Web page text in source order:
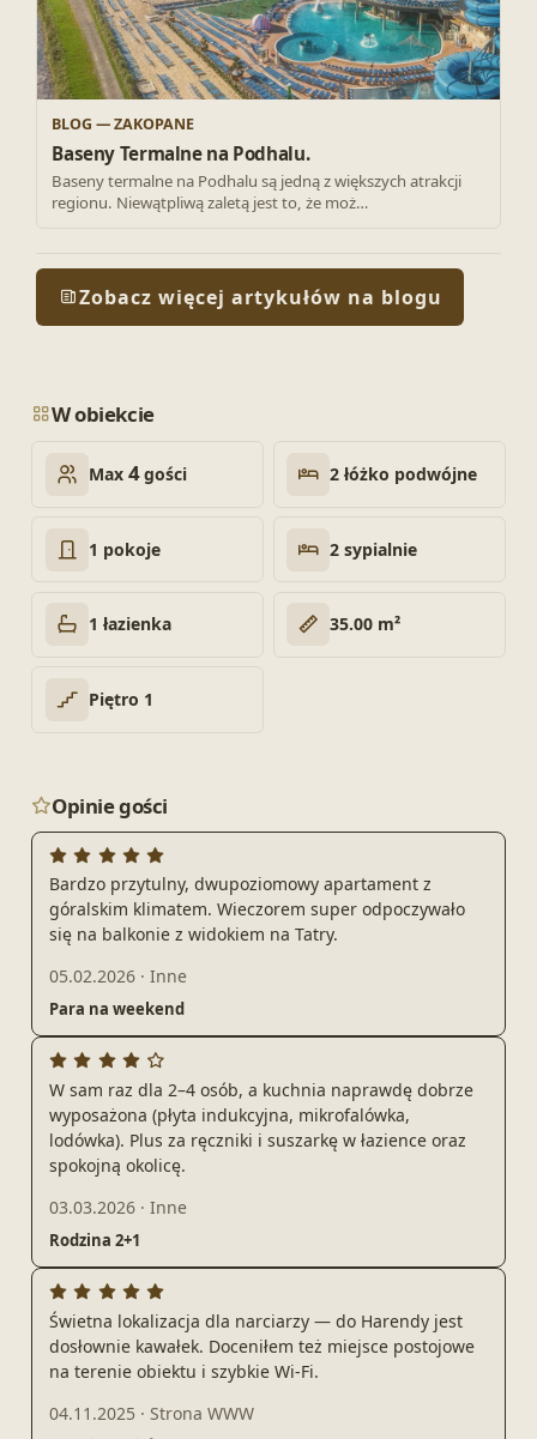
BLOG — ZAKOPANE
Baseny Termalne na Podhalu.
Baseny termalne na Podhalu są jedną z większych atrakcji
regionu. Niewątpliwą zaletą jest to, że moż…
Zobacz więcej artykułów na blogu
W obiekcie
Max 4gości 2 łóżko podwójne
1 pokoje 2 sypialnie
1 łazienka 35.00 m²
Piętro 1
Opinie gości
Bardzo przytulny, dwupoziomowy apartament z
góralskim klimatem. Wieczorem super odpoczywało
się na balkonie z widokiem na Tatry.
05.02.2026 · Inne
Para na weekend
W sam raz dla 2–4 osób, a kuchnia naprawdę dobrze
wyposażona (płyta indukcyjna, mikrofalówka,
lodówka). Plus za ręczniki i suszarkę w łazience oraz
spokojną okolicę.
03.03.2026 · Inne
Rodzina 2+1
Świetna lokalizacja dla narciarzy — do Harendy jest
dosłownie kawałek. Doceniłem też miejsce postojowe
na terenie obiektu i szybkie Wi‑Fi.
04.11.2025 · Strona WWW